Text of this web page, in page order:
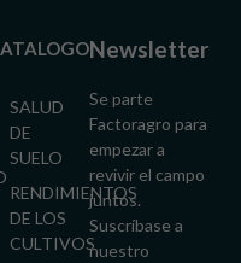
SALUD
DE
SUELO
RENDIMIENTOS
DE LOS
CULTIVOS
Newsletter
Se parte
Factoragro para
empezar a
revivir el campo
juntos.
Suscríbase a
nuestro